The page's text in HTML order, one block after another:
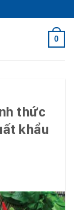
0
thức
khẩu